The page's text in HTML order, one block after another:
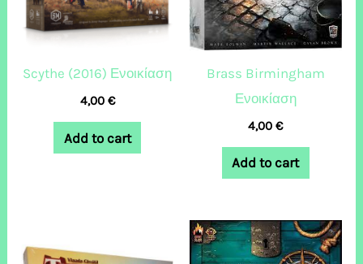
Scythe (2016) Ενοικίαση
4,00 €
Add to cart
Brass Birmingham
Ενοικίαση
4,00€
Add to cart